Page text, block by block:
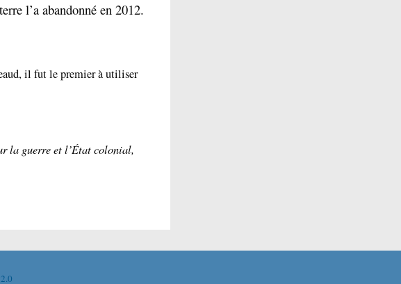
l’a abandonné en 2012.
il fut le premier à utiliser
la guerreetl’Étatcolonial,